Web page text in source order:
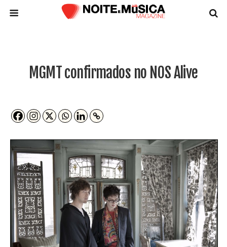
MGMT confirmados no NOS Alive